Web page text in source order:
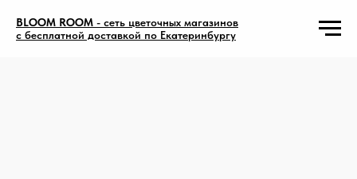
BLOOM ROOM - сеть цветочных магазинов
с бесплатной доставкой по Екатеринбургу